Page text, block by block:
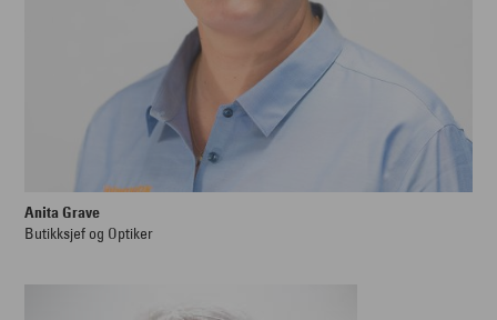
Anita Grave
Butikksjef og Optiker